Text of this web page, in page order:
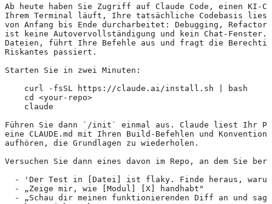
Ab heute haben Sie Zugriff auf Claude Code, einen KI-
Ihrem Terminal läuft, Ihre tatsächliche Codebasis liest
von Anfang bis Ende durcharbeitet: Debugging,
ist keine Autovervollständigung und kein Chat-Fenster.
Dateien, führt Ihre Befehle aus und fragt die
Riskantes passiert.
Starten Sie in zwei Minuten:
    curl -fsSL https://claude.ai/install.sh | bash
    cd <your-repo>
    claude
Führen Sie dann `/init` einmal aus. Claude liest Ihr
eine CLAUDE.md mit Ihren Build-Befehlen und
aufhören, die Grundlagen zu wiederholen.
Versuchen Sie dann eines davon im Repo, an dem Sie
- 'Der Test in [Datei] ist flaky. Finde heraus,
  - „Zeige mir, wie [Modul] [X] handhabt"
- „Schau dir meinen funktionierenden Diff an und sag